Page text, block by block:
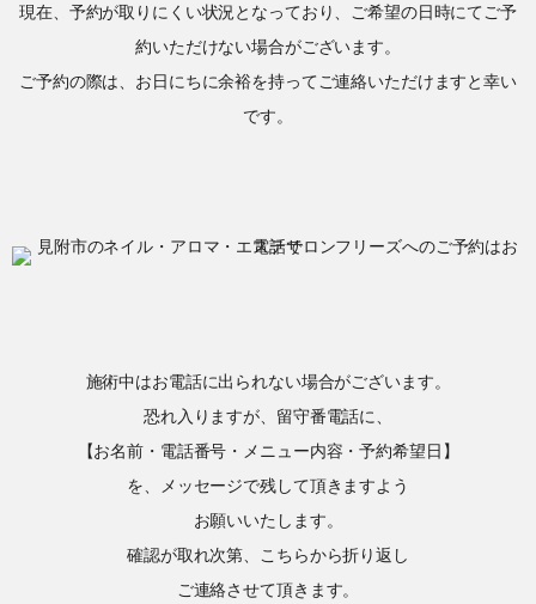
現在、予約が取りにくい状況となっており、ご希望の日時にてご予
約いただけない場合がございます。
ご予約の際は、お日にちに余裕を持ってご連絡いただけますと幸い
です。
施術中はお電話に出られない場合がございます。
恐れ入りますが、留守番電話に、
【お名前・電話番号・メニュー内容・予約希望日】
を、メッセージで残して頂きますよう
お願いいたします。
確認が取れ次第、こちらから折り返し
ご連絡させて頂きます。